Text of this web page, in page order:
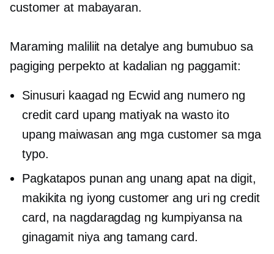
customer at mabayaran.
Maraming maliliit na detalye ang bumubuo sa
pagiging perpekto at kadalian ng paggamit:
Sinusuri kaagad ng Ecwid ang numero ng
credit card upang matiyak na wasto ito
upang maiwasan ang mga customer sa mga
typo.
Pagkatapos punan ang unang apat na digit,
makikita ng iyong customer ang uri ng credit
card, na nagdaragdag ng kumpiyansa na
ginagamit niya ang tamang card.